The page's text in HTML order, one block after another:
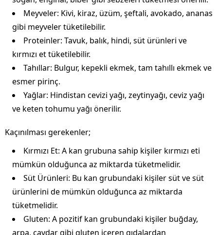
Meyveler: Kivi, kiraz, üzüm, şeftali, avokado, ananas
gibi meyveler tüketilebilir.
Proteinler: Tavuk, balık, hindi, süt ürünleri ve
kırmızı et tüketilebilir.
Tahıllar: Bulgur, kepekli ekmek, tam tahıllı ekmek ve
esmer pirinç.
Yağlar: Hindistan cevizi yağı, zeytinyağı, ceviz yağı
ve keten tohumu yağı önerilir.
Kaçınılması gerekenler;
Kırmızı Et: A kan grubuna sahip kişiler kırmızı eti
mümkün olduğunca az miktarda tüketmelidir.
Süt Ürünleri: Bu kan grubundaki kişiler süt ve süt
ürünlerini de mümkün olduğunca az miktarda
tüketmelidir.
Gluten: A pozitif kan grubundaki kişiler buğday,
arpa, çavdar gibi gluten içeren gıdalardan